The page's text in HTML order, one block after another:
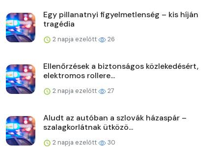
Egy pillanatnyi figyelmetlenség – kis híján
tragédia
2 napja ezelőtt 26
Ellenőrzések a biztonságos közlekedésért,
elektromos rollere...
2 napja ezelőtt 27
Aludt az autóban a szlovák házaspár –
szalagkorlátnak ütközö...
2 napja ezelőtt 30